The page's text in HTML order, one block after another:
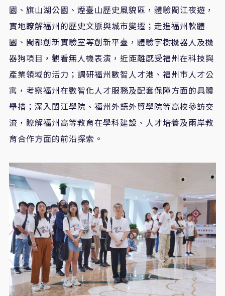
園、旗山湖公園、煙臺山歷史風貌區，體驗閩江夜遊，
實地瞭解福州的歷史文脈與城市變遷；走進福州軟體
園、閩都創新實驗室等創新平臺，體驗宇樹機器人及機
器狗項目，觀看無人機表演，近距離感受福州在科技與
產業領域的活力；調研福州數智人才港、福州市人才公
寓，考察福州在數智化人才服務及配套保障方面的具體
舉措；深入閩江學院、福州外語外貿學院等高校參訪交
流，瞭解福州高等教育在學科建設、人才培養及兩岸教
育合作方面的前沿探索。